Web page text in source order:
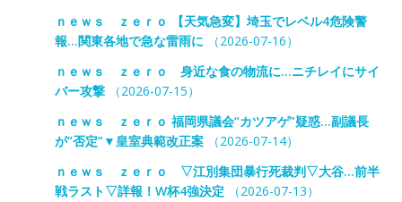
ｎｅｗｓ ｚｅｒｏ 【天気急変】埼玉でレベル4危険警
報…関東各地で急な雷雨に （2026-07-16）
ｎｅｗｓ ｚｅｒｏ 身近な食の物流に…ニチレイにサイ
バー攻撃（2026-07-15）
ｎｅｗｓ ｚｅｒｏ 福岡県議会“カツアゲ”疑惑…副議長
が“否定”▼皇室典範改正案（2026-07-14）
ｎｅｗｓ ｚｅｒｏ ▽江別集団暴行死裁判▽大谷…前半
戦ラスト▽詳報！W杯4強決定 （2026-07-13）